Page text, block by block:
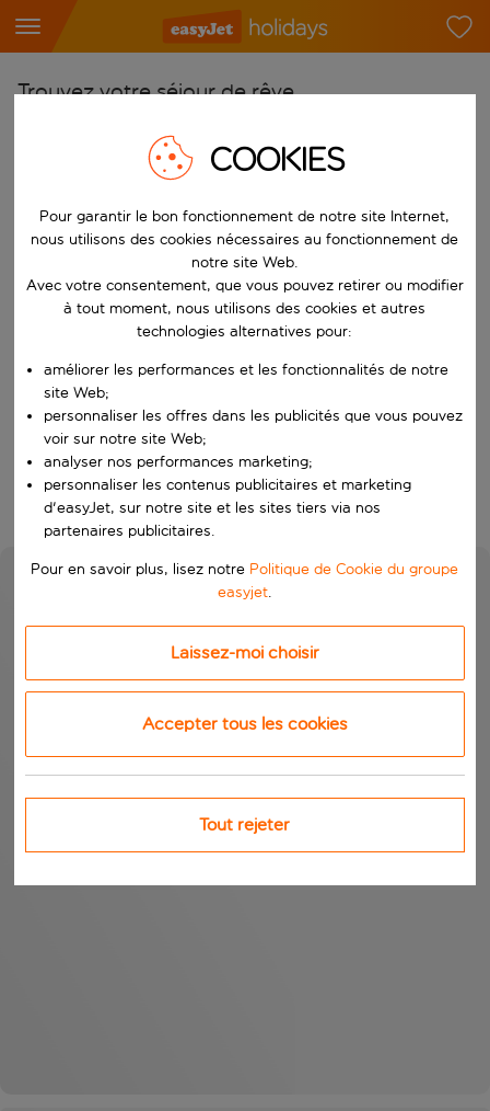
Trouvez votre séjour de rêve
Commencez à taper pour la saisie automatique. Lorsque les
Choisissez votre aéroport
Commencez à taper pour la saisie automatique. Lorsque les
Choisissez votre destination
Vers
Choisissez vos dates
Quand
Qui
Rechercher
COOKIES
Pour garantir le bon fonctionnement de notre site Internet,
nous utilisons des cookies nécessaires au fonctionnement de
notre site Web.
Avec votre consentement, que vous pouvez retirer ou modifier
à tout moment, nous utilisons des cookies et autres
technologies alternatives pour:
améliorer les performances et les fonctionnalités de notre
site Web;
personnaliser les offres dans les publicités que vous pouvez
voir sur notre site Web;
analyser nos performances marketing;
personnaliser les contenus publicitaires et marketing
d'easyJet, sur notre site et les sites tiers via nos
partenaires publicitaires.
Pour en savoir plus, lisez notre Politique de Cookie du groupe
easyjet.
Laissez-moi choisir
Accepter tous les cookies
Tout rejeter